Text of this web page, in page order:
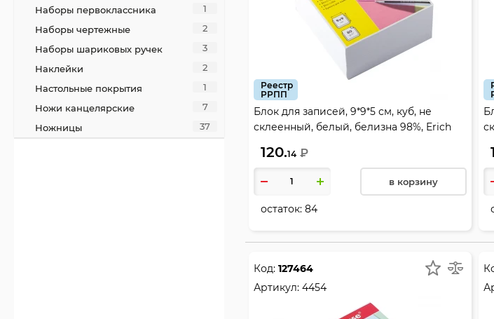
Реестр
РРПП
Блок для записей, 9*9*5 см, куб, не
склеенный, белый, белизна 98%, Erich
120.14 ₽
в корзину
остаток: 84
Код: 127464
Артикул: 4454
Наборы первоклассника
1
Наборы чертежные
2
Наборы шариковых ручек
3
Наклейки
2
Настольные покрытия
1
Ножи канцелярские
7
Ножницы
37